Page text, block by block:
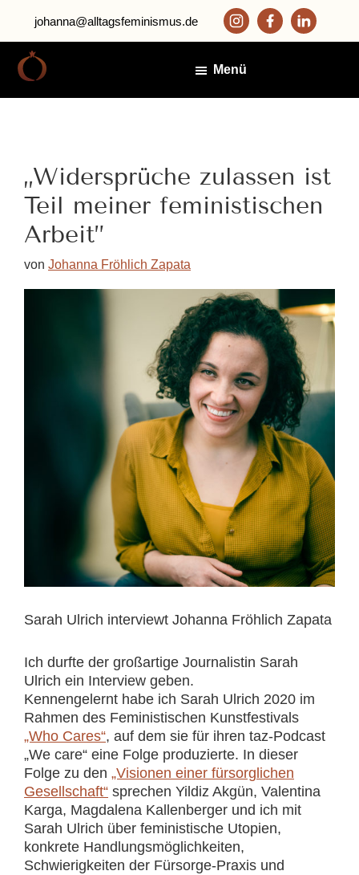
Inhalt
springen
Fußzeile
springen
johanna@alltagsfeminismus.de
Menü
„Widersprüche zulassen ist
Teil meiner feministischen
Arbeit”
von Johanna Fröhlich Zapata
Sarah Ulrich interviewt Johanna Fröhlich Zapata
Ich durfte der großartige Journalistin Sarah
Ulrich ein Interview geben.
Kennengelernt habe ich Sarah Ulrich 2020 im
Rahmen des Feministischen Kunstfestivals
„Who Cares“, auf dem sie für ihren taz-Podcast
„We care“ eine Folge produzierte. In dieser
Folge zu den „Visionen einer fürsorglichen
Gesellschaft“ sprechen Yildiz Akgün, Valentina
Karga, Magdalena Kallenberger und ich mit
Sarah Ulrich über feministische Utopien,
konkrete Handlungsmöglichkeiten,
Schwierigkeiten der Fürsorge-Praxis und